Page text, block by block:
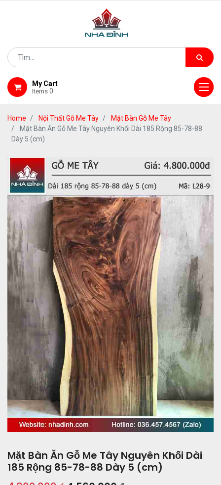
My Cart
Items 0
Home Nội Thất Gỗ Me Tây
Mặt Bàn Gỗ Me Tây
Mặt Bàn Ăn Gỗ Me Tây Nguyên Khối Dài 185 Rộng 85-78-88
Dày 5 (cm)
Mặt Bàn Ăn Gỗ Me Tây Nguyên Khối Dài
185 Rộng 85-78-88 Dày 5 (cm)